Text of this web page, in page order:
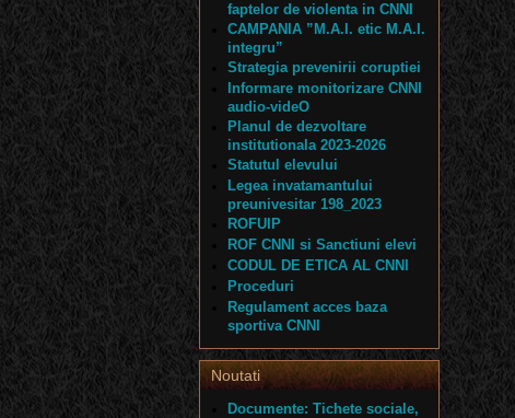
faptelor de violenta in CNNI
CAMPANIA ”M.A.I. etic M.A.I.
integru”
Strategia prevenirii coruptiei
Informare monitorizare CNNI
audio-videO
Planul de dezvoltare
institutionala 2023-2026
Statutul elevului
Legea invatamantului
preunivesitar 198_2023
ROFUIP
ROF CNNI si Sanctiuni elevi
CODUL DE ETICA AL CNNI
Proceduri
Regulament acces baza
sportiva CNNI
Noutati
Documente: Tichete sociale,